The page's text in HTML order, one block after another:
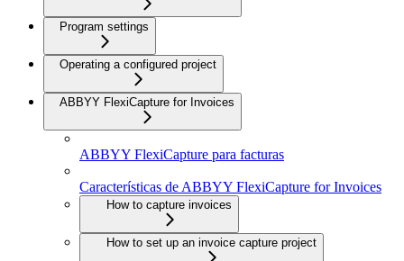
Program settings
Operating a configured project
ABBYY FlexiCapture for Invoices
ABBYY FlexiCapture para facturas
Características de ABBYY FlexiCapture for Invoices
How to capture invoices
How to set up an invoice capture project